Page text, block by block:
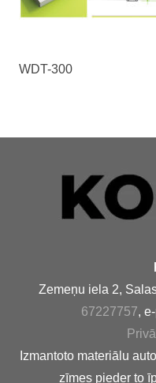
WDT-300
Zemeņu iela 2,
67227757,
Izmantoto materiālu
zīmes pieder to